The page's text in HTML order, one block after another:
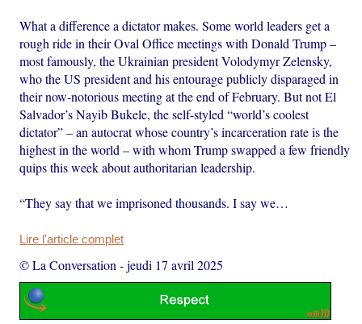
What a difference a dictator makes. Some world leaders get a
rough ride in their Oval Office meetings with Donald Trump –
most famously, the Ukrainian president Volodymyr Zelensky,
who the US president and his entourage publicly disparaged in
their now-notorious meeting at the end of February. But not El
Salvador’s Nayib Bukele, the self-styled “world’s coolest
dictator” – an autocrat whose country’s incarceration rate is the
highest in the world – with whom Trump swapped a few friendly
quips this week about authoritarian leadership.
“They say that we imprisoned thousands. I say we…
Lire l'article complet
© La Conversation -jeudi 17 avril 2025